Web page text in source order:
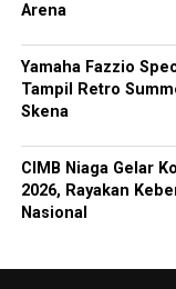
Arena
Yamaha Fazzio
Tampil Retro
Skena
CIMB Niaga Gelar
2026, Rayakan
Nasional